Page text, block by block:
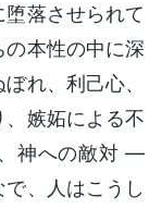
落させられて
本性の中に深
れ、利己心、
嫉妬による不
神への敵対 ―
、人はこうし